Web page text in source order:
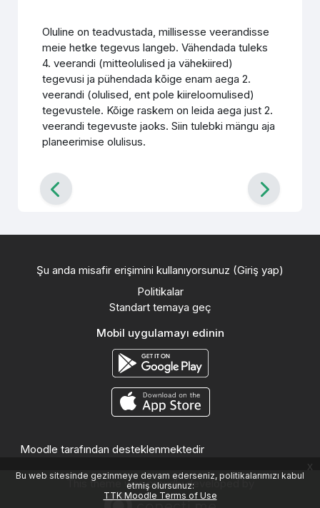
Bu web sitesinde gezinmeye devam ederseniz, politikalarımızı kabul
etmiş olursunuz:
TTK Moodle Terms of Use
x
Oluline on teadvustada, millisesse veerandisse
meie hetke tegevus langeb. Vähendada tuleks
4. veerandi (mitteolulised ja vähekiired)
tegevusi ja pühendada kõige enam aega 2.
veerandi (olulised, ent pole kiireloomulised)
tegevustele. Kõige raskem on leida aega just 2.
veerandi tegevuste jaoks. Siin tulebki mängu aja
planeerimise olulisus.
Şu anda misafir erişimini kullanıyorsunuz (Giriş yap)
Politikalar
Standart temaya geç
Mobil uygulamayı edinin
Moodle tarafından desteklenmektedir
This theme was proudly developed by